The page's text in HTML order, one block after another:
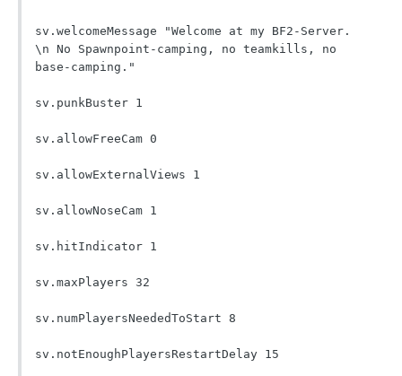
sv.welcomeMessage "Welcome at my BF2-Server.
\n No Spawnpoint-camping, no teamkills, no
base-camping."
sv.punkBuster 1
sv.allowFreeCam 0
sv.allowExternalViews 1
sv.allowNoseCam 1
sv.hitIndicator 1
sv.maxPlayers 32
sv.numPlayersNeededToStart 8
sv.notEnoughPlayersRestartDelay 15